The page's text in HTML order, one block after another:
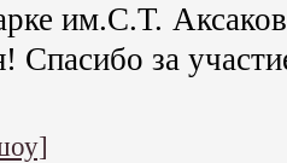
им.С.Т.
Спасибо за